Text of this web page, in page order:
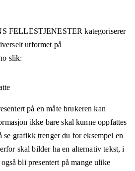
FELLESTJENESTER kategoriserer
utformet på
slik:
på en måte brukeren kan
ikke bare skal kunne oppfattes
se grafikk trenger du for eksempel en
skal bilder ha en alternativ tekst, i
bli presentert på mange ulike